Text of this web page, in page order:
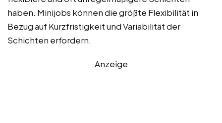
haben. Minijobs können die größte Flexibilität in
Bezug auf Kurzfristigkeit und Variabilität der
Schichten erfordern.
Anzeige